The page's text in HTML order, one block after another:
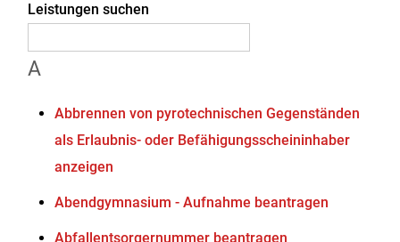
Leistungen suchen
A
Abbrennen von pyrotechnischen Gegenständen
als Erlaubnis- oder Befähigungsscheininhaber
anzeigen
Abendgymnasium - Aufnahme beantragen
Abfallentsorgernummer beantragen